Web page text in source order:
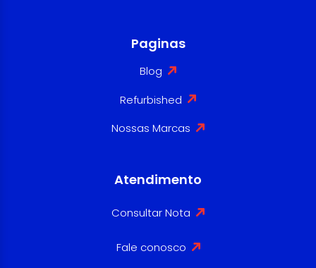
Paginas
Blog
Refurbished
Nossas Marcas
Atendimento
Consultar Nota
Fale conosco